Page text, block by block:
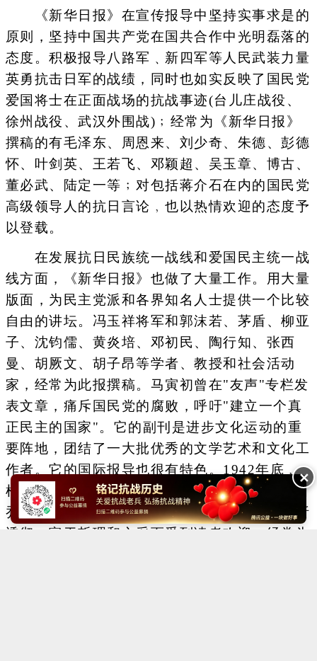
《新华日报》在宣传报导中坚持实事求是的
原则，坚持中国共产党在国共合作中光明磊落的
态度。积极报导八路军﹑新四军等人民武装力量
英勇抗击日军的战绩，同时也如实反映了国民党
爱国将士在正面战场的抗战事迹(台儿庄战役、
徐州战役、武汉外围战)﹔经常为《新华日报》
撰稿的有毛泽东、周恩来、刘少奇、朱德、彭德
怀、叶剑英、王若飞、邓颖超、吴玉章、博古、
董必武、陆定一等﹔对包括蒋介石在内的国民党
高级领导人的抗日言论﹐也以热情欢迎的态度予
以登载。
在发展抗日民族统一战线和爱国民主统一战
线方面，《新华日报》也做了大量工作。用大量
版面，为民主党派和各界知名人士提供一个比较
自由的讲坛。冯玉祥将军和郭沫若、茅盾、柳亚
子、沈钧儒、黄炎培、邓初民、陶行知、张西
曼、胡厥文、胡子昂等学者、教授和社会活动
家，经常为此报撰稿。马寅初曾在"友声"专栏发
表文章，痛斥国民党的腐败，呼吁"建立一个真
正民主的国家"。它的副刊是进步文化运动的重
要阵地，团结了一大批优秀的文学艺术和文化工
作者。它的国际报导也很有特色。1942年底﹐
根据周恩来的指示，开设了"国际述评"专栏，由
乔冠华主笔。这个专栏的文章以资料翔实、分析
透彻、富于哲理和文采而受到读者欢迎，经常为
✕